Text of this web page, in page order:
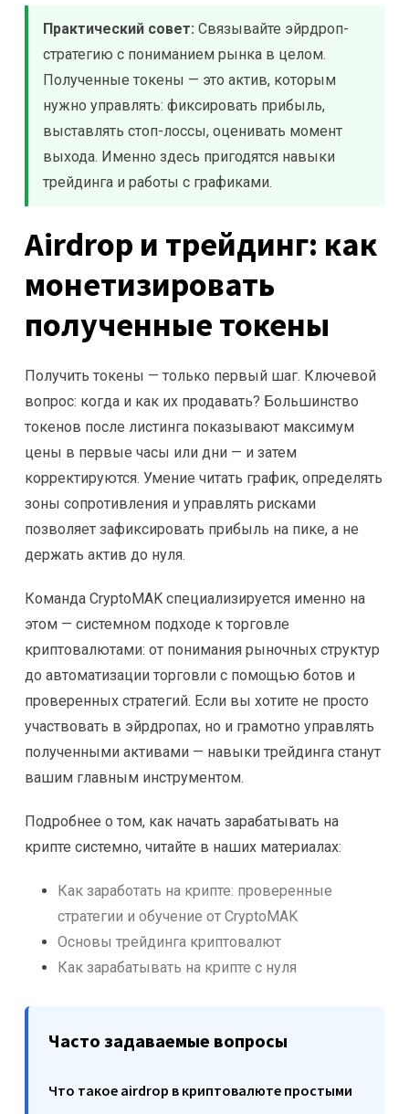
Практический совет: Связывайте эйрдроп-
стратегию с пониманием рынка в целом.
Полученные токены — это актив, которым
нужно управлять: фиксировать прибыль,
выставлять стоп-лоссы, оценивать момент
выхода. Именно здесь пригодятся навыки
трейдинга и работы с графиками.
Airdrop и трейдинг: как
монетизировать
полученные токены
Получить токены — только первый шаг. Ключевой
вопрос: когда и как их продавать? Большинство
токенов после листинга показывают максимум
цены в первые часы или дни — и затем
корректируются. Умение читать график, определять
зоны сопротивления и управлять рисками
позволяет зафиксировать прибыль на пике, а не
держать актив до нуля.
Команда CryptoMAK специализируется именно на
этом — системном подходе к торговле
криптовалютами: от понимания рыночных структур
до автоматизации торговли с помощью ботов и
проверенных стратегий. Если вы хотите не просто
участвовать в эйрдропах, но и грамотно управлять
полученными активами — навыки трейдинга станут
вашим главным инструментом.
Подробнее о том, как начать зарабатывать на
крипте системно, читайте в наших материалах:
Как заработать на крипте: проверенные
стратегии и обучение от CryptoMAK
Основы трейдинга криптовалют
Как зарабатывать на крипте с нуля
Часто задаваемые вопросы
Что такое airdrop в криптовалюте простыми